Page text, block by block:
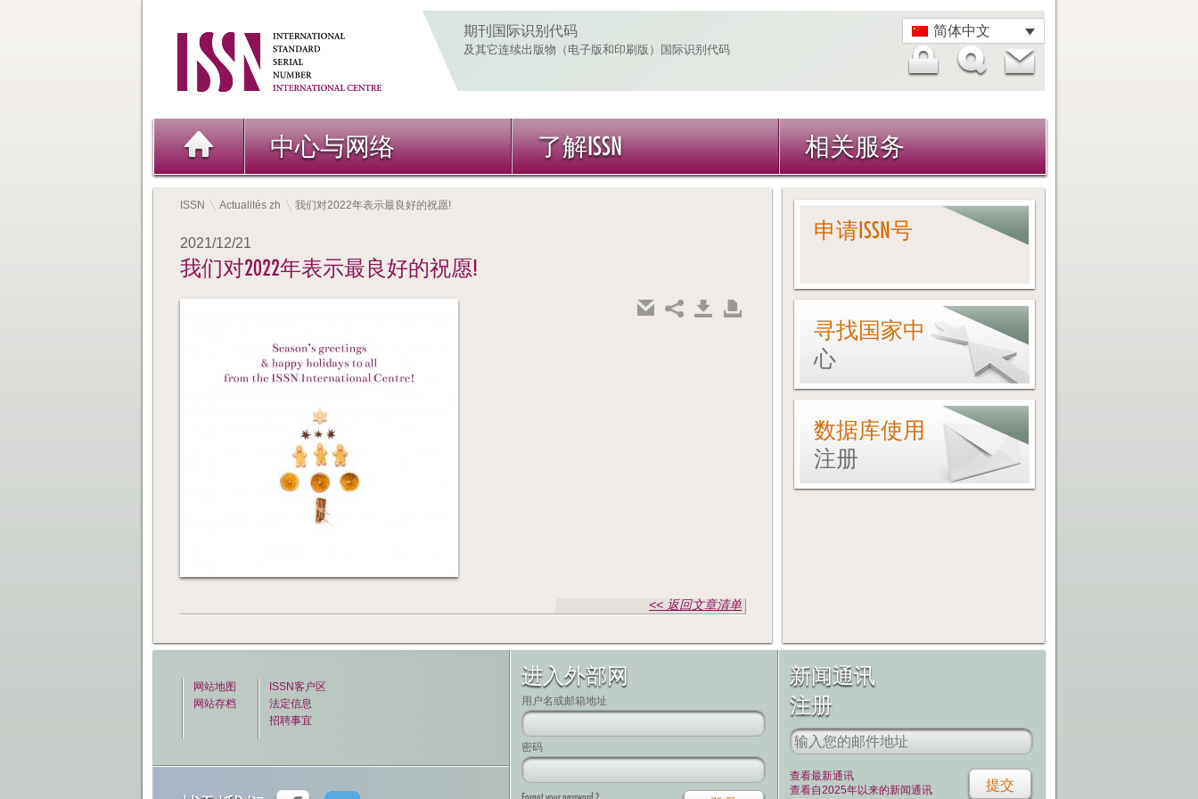
期刊国际识别代码
及其它连续出版物（电子版和印刷版）国际识别代码
简体中文
中心与网络 了解ISSN 相关服务
ISSN Actualités zh 我们对2022年表示最良好的祝愿!
2021/12/21
我们对2022年表示最良好的祝愿!
<< 返回文章清单
申请ISSN号
寻找国家中
心
数据库使用
注册
网站地图
网站存档
ISSN客户区
法定信息
招聘事宜
进入外部网
用户名或邮箱地址
密码
新闻通讯
注册
查看最新通讯
查看自2025年以来的新闻通讯